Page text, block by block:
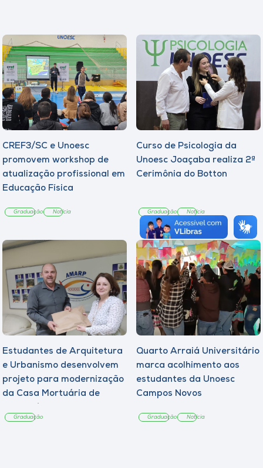
CREF3/SC e Unoesc
promovem workshop de
atualização profissional em
Educação Física
Graduação Notícia
Curso de Psicologia da
Unoesc Joaçaba realiza 2ª
Cerimônia do Botton
Graduação Notícia
Estudantes de Arquitetura
e Urbanismo desenvolvem
projeto para modernização
da Casa Mortuária de
Graduação
Quarto Arraiá Universitário
marca acolhimento aos
estudantes da Unoesc
Campos Novos
Graduação Notícia